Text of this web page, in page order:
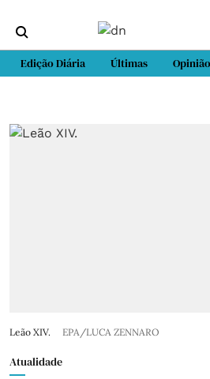
Edição Diária Últimas Opinião
Leão XIV. EPA/LUCA ZENNARO
Atualidade